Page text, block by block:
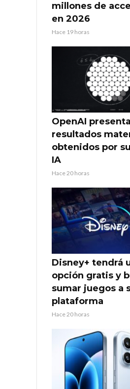
millones de
en 2026
Hace 19 horas
OpenAI
resultados
obtenidos por
IA
Hace 20 horas
Disney+ tendrá
opción gratis y
sumar juegos a
plataforma
Hace 20 horas